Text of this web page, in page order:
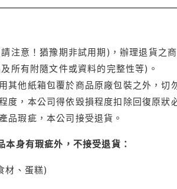
注意！猶豫期非試用期)，辦理退貨之
所有附隨文件或資料的完整性等)。
其他紙箱包覆於商品原廠包裝之外，切
度，本公司得依毀損程度扣除回復原狀
品瑕疵，本公司接受退貨。
身有瑕疵外，不接受退貨：
材、蛋糕)